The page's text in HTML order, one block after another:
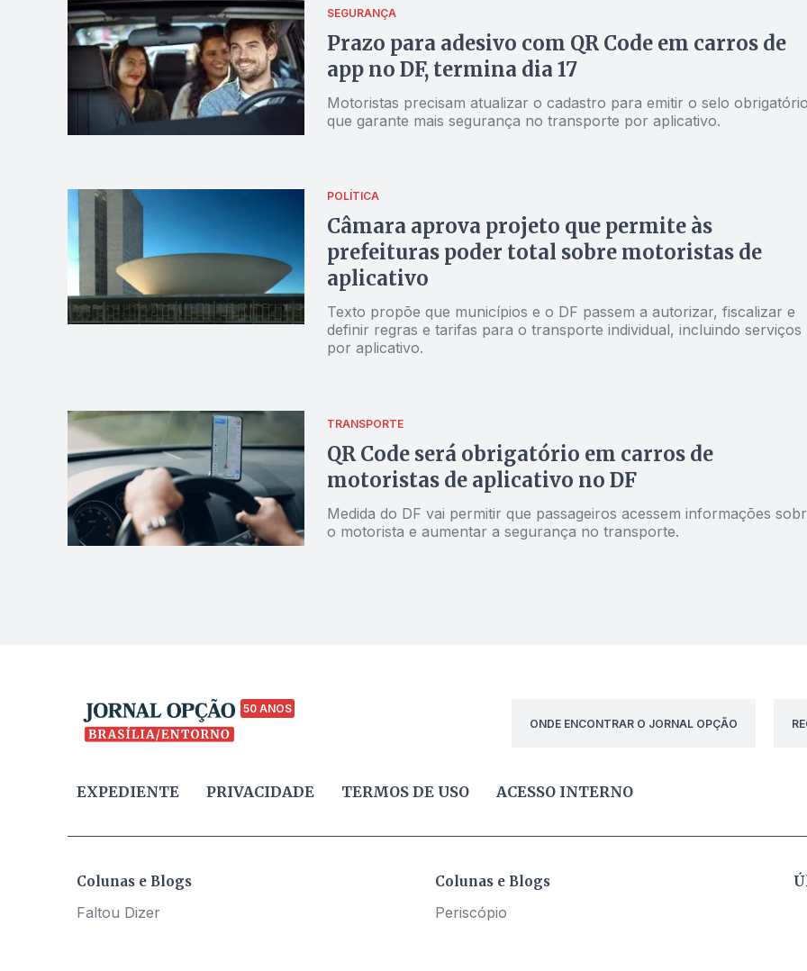
SEGURANÇA
Prazo para adesivo com QR Code em carros de
app no DF, termina dia 17
Motoristas precisam atualizar o cadastro para emitir o selo
que garante mais segurança no transporte por aplicativo.
POLÍTICA
Câmara aprova projeto que permite às
prefeituras poder total sobre motoristas de
aplicativo
Texto propõe que municípios e o DF passem a autorizar, fiscalizar e
definir regras e tarifas para o transporte individual, incluindo serviços
por aplicativo.
TRANSPORTE
QR Code será obrigatório em carros de
motoristas de aplicativo no DF
Medida do DF vai permitir que passageiros acessem informações
o motorista e aumentar a segurança no transporte.
50 ANOS
ONDE ENCONTRAR O JORNAL OPÇÃO
EXPEDIENTE PRIVACIDADE TERMOS DE USO ACESSO INTERNO
Colunas e Blogs
Faltou Dizer
Colunas e Blogs
Periscópio